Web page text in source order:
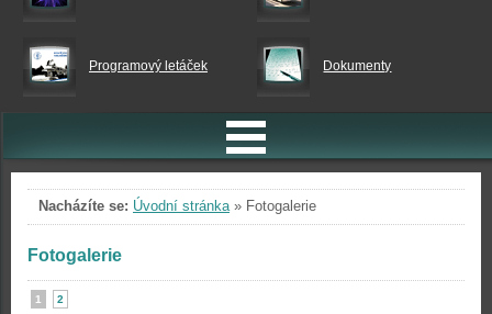
Programový letáček Dokumenty
Nacházíte se: Úvodní stránka» Fotogalerie
Fotogalerie
1 2